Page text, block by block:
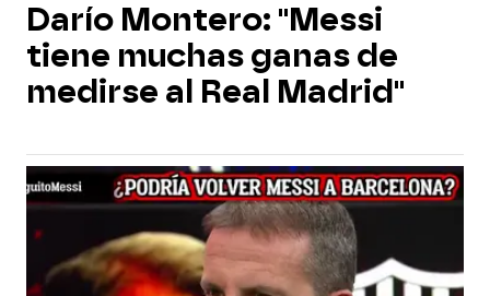
Darío Montero: "Messi
tiene muchas ganas de
medirse al Real Madrid"